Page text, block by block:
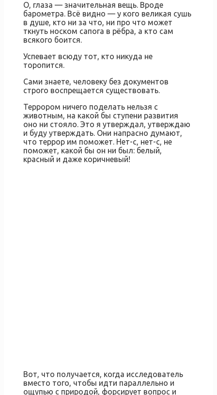
О, глаза — значительная вещь. Вроде
барометра. Всё видно — у кого великая сушь
в душе, кто ни за что, ни про что может
ткнуть носком сапога в рёбра, а кто сам
всякого боится.
Успевает всюду тот, кто никуда не
торопится.
Сами знаете, человеку без документов
строго воспрещается существовать.
Террором ничего поделать нельзя с
животным, на какой бы ступени развития
оно ни стояло. Это я утверждал, утверждаю
и буду утверждать. Они напрасно думают,
что террор им поможет. Нет-с, нет-с, не
поможет, какой бы он ни был: белый,
красный и даже коричневый!
Вот, что получается, когда исследователь
вместо того, чтобы идти параллельно и
ощупью с природой, форсирует вопрос и